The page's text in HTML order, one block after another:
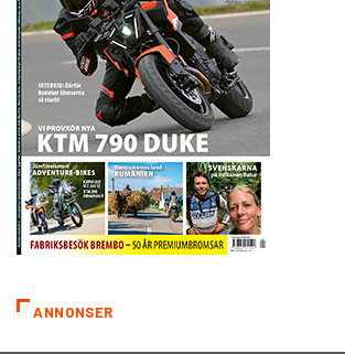
ANNONSER